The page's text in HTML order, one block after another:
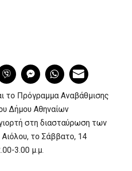
το Πρόγραμμα Αναβάθμισης
Δήμου Αθηναίων
στη διασταύρωση των
το Σάββατο, 14
3.00 μ.μ.